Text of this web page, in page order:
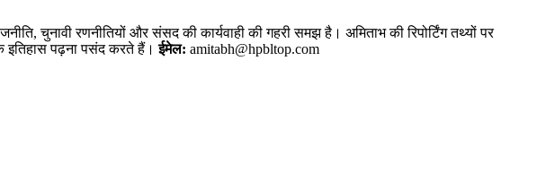
चुनावी रणनीतियों और संसद की कार्यवाही की गहरी समझ है। अमिताभ की रिपोर्टिंग तथ्यों पर
इतिहास पढ़ना पसंद करते हैं।ईमेल: amitabh@hpbltop.com